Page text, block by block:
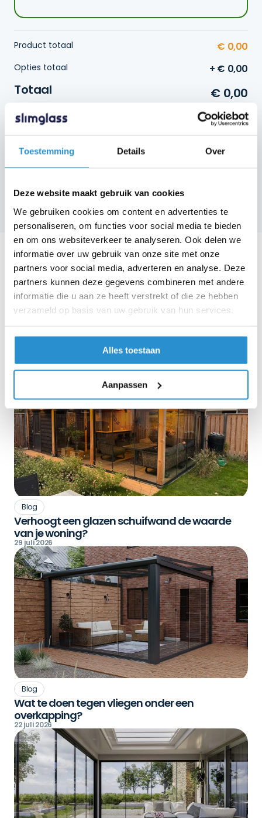
Toestemming Details Over
Deze website maakt gebruik van cookies
We gebruiken cookies om content en advertenties te
personaliseren, om functies voor social media te bieden
en om ons websiteverkeer te analyseren. Ook delen we
informatie over uw gebruik van onze site met onze
partners voor social media, adverteren en analyse. Deze
partners kunnen deze gegevens combineren met andere
informatie die u aan ze heeft verstrekt of die ze hebben
verzameld op basis van uw gebruik van hun services.
Alles toestaan
Aanpassen
Product totaal € 0,00
Opties totaal € 0,00
Totaal €0,00
Aluminium
2-
| Binnen 3-4 weken geleverd
Gratis
jaar
garantie
Unieke
onderrail
Gratis
levering
Blog
Blog
Verhoogt een glazen schuifwand de waarde
van je woning?
29 juli 2026
Blog
Wat te doen tegen vliegen onder een
overkapping?
22 juli 2026